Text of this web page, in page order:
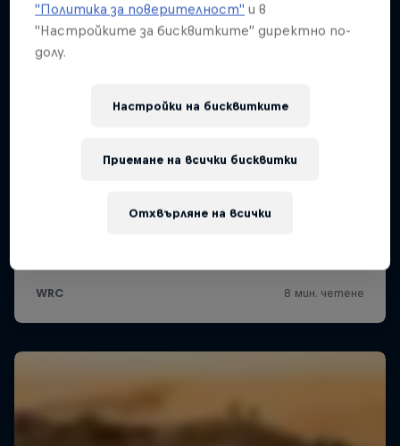
"Политика за поверителност" и в
"Настройките за бисквитките" директно по-
долу.
Настройки на бисквитките
Отхвърляне на всички
Приемане на всички бисквитки